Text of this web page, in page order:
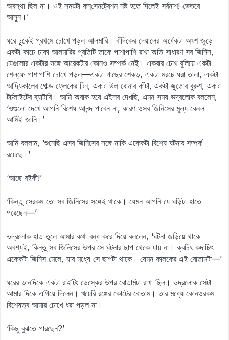
অবস্থা ছিল না। ওই সময়টা কন্‌সেনট্রেশন নষ্ট হতে দিলেই সর্বনাশ! ভেতরে
আসুন।’
ঘরে ঢুকেই প্রথমে চোখে পড়ল আলমারি। বাঁদিকের দেয়ালের অর্ধেকটা অংশ জুড়ে
একটা কাচে ঢাকা আলমারির প্রতিটি তাকে পাশাপাশি রাখা অতি সাধারণ সব জিনিস,
যেগুলোর একটার সঙ্গে আরেকটার কোনও সম্পর্ক নেই। একবার চোখ বুলিয়ে একটা
শেল্‌ফে পাশাপাশি চোখে পড়ল—একটা গাছের শেকড়, একটা মরচে ধরা তালা, একটা
আদ্যিকালের গোল্ড ফ্লেকের টিন, একটা উল বোনার কাঁটা, একটা জুতোর বুরুশ, একটা
টর্চলাইটের ব্যাটারি। আমি অবাক হয়ে এইসব দেখছি, এমন সময় ভদ্রলোক বললেন,
‘ওগুলো দেখে আপনি বিশেষ আনন্দ পাবেন না, কারণ ওসব জিনিসের মূল্য কেবল
আমিই জানি।’
আমি বললাম, ‘শুনেছি এসব জিনিসের সঙ্গে নাকি একেকটা বিশেষ ঘটনার সম্পর্ক
রয়েছে।’
‘আছে বইকী!’
‘কিন্তু সেরকম তো সব জিনিসের সঙ্গেই থাকে। যেমন আপনি যে ঘড়িটা হাতে
পরেছেন—’
ভদ্রলোক হাত তুলে আমার কথা বন্ধ করে দিয়ে বললেন, ‘ঘটনা জড়িয়ে থাকে
অবশ্যই, কিন্তু সব জিনিসের উপর সে ঘটনার ছাপ থেকে যায় না। ক্বচিৎ কদাচিৎ
একেকটা জিনিস মেলে, যার মধ্যে সে ছাপটা থাকে। যেমন কালকের এই বোতামটা—’
ঘরের ডানদিকে একটা রাইটিং ডেস্কের উপর বোতামটা রাখা ছিল। ভদ্রলোক সেটা
আমার দিকে এগিয়ে দিলেন। খয়েরি রঙের কোটের বোতাম। তার মধ্যে কোনওরকম
বিশেষত্ব আমার চোখে ধরা পড়ল না।
‘কিছু বুঝতে পারছেন?’